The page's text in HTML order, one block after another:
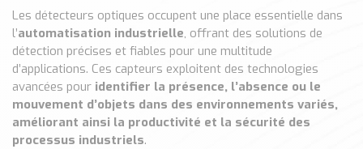
Voir toutes les catégories …
Classé par marque
ENDRESS+HAUSER
SICK
RED LION
SCHMERSAL
Les détecteurs optiques occupent une place essentielle dans
l’automatisation industrielle, offrant des solutions de
détection précises et fiables pour une multitude
d’applications. Ces capteurs exploitent des technologies
avancées pour identifier la présence, l’absence ou le
mouvement d’objets dans des environnements variés,
améliorant ainsi la productivité et la sécurité des
processus industriels.